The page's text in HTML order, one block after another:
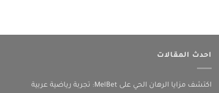
احدث المقالات
اكتشف مزايا الرهان الحي على MelBet: تجربة رياضية عربية